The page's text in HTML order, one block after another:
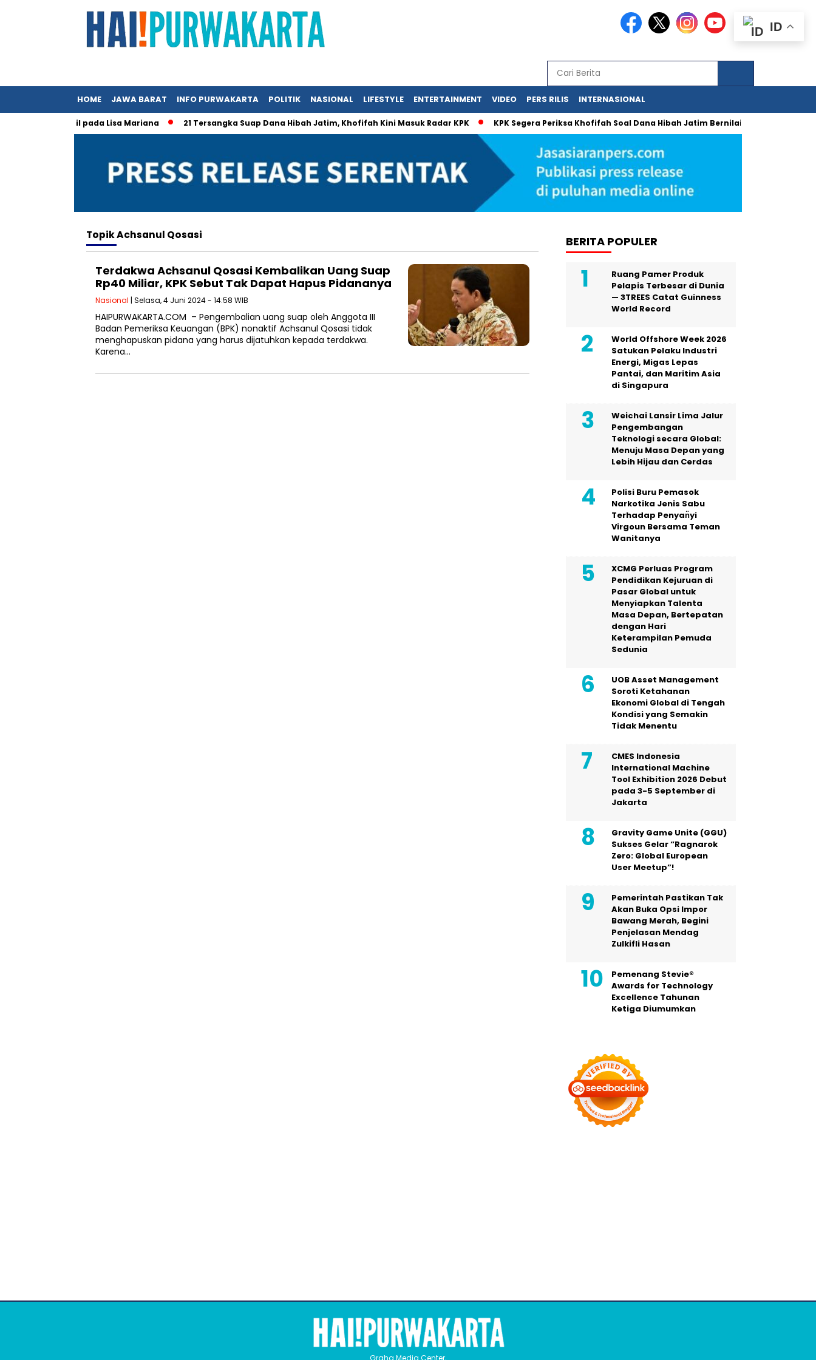
HOME JAWA BARAT INFO PURWAKARTA POLITIK NASIONAL LIFESTYLE ENTERTAINMENT VIDEO PERS RILIS INTERNASIONAL
Ridwan Kamil pada Lisa Mariana 21 Tersangka Suap Dana Hibah Jatim, Khofifah Kini Masuk Radar KPK KPK Segera Periksa Khofifah Soal Dana Hibah Jatim Bernilai Miliaran
TopikAchsanul Qosasi
Terdakwa Achsanul Qosasi Kembalikan Uang Suap
Rp40 Miliar, KPK Sebut Tak Dapat Hapus Pidananya
Nasional | Selasa, 4 Juni 2024 - 14:58 WIB
HAIPURWAKARTA.COM – Pengembalian uang suap oleh Anggota III
Badan Pemeriksa Keuangan (BPK) nonaktif Achsanul Qosasi tidak
menghapuskan pidana yang harus dijatuhkan kepada terdakwa.
Karena…
BERITA POPULER
Ruang Pamer Produk
Pelapis Terbesar di Dunia
— 3TREES Catat Guinness
World Record
World Offshore Week 2026
Satukan Pelaku Industri
Energi, Migas Lepas
Pantai, dan Maritim Asia
di Singapura
Weichai Lansir Lima Jalur
Pengembangan
Teknologi secara Global:
Menuju Masa Depan yang
Lebih Hijau dan Cerdas
Polisi Buru Pemasok
Narkotika Jenis Sabu
Terhadap Penyan̈yi
Virgoun Bersama Teman
Wanitanya
XCMG Perluas Program
Pendidikan Kejuruan di
Pasar Global untuk
Menyiapkan Talenta
Masa Depan, Bertepatan
dengan Hari
Keterampilan Pemuda
Sedunia
UOB Asset Management
Soroti Ketahanan
Ekonomi Global di Tengah
Kondisi yang Semakin
Tidak Menentu
CMES Indonesia
International Machine
Tool Exhibition 2026 Debut
pada 3-5 September di
Jakarta
Gravity Game Unite (GGU)
Sukses Gelar “Ragnarok
Zero: Global European
User Meetup”!
Pemerintah Pastikan Tak
Akan Buka Opsi Impor
Bawang Merah, Begini
Penjelasan Mendag
Zulkifli Hasan
Pemenang Stevie®
Awards for Technology
Excellence Tahunan
Ketiga Diumumkan
ID
Graha Media Center,